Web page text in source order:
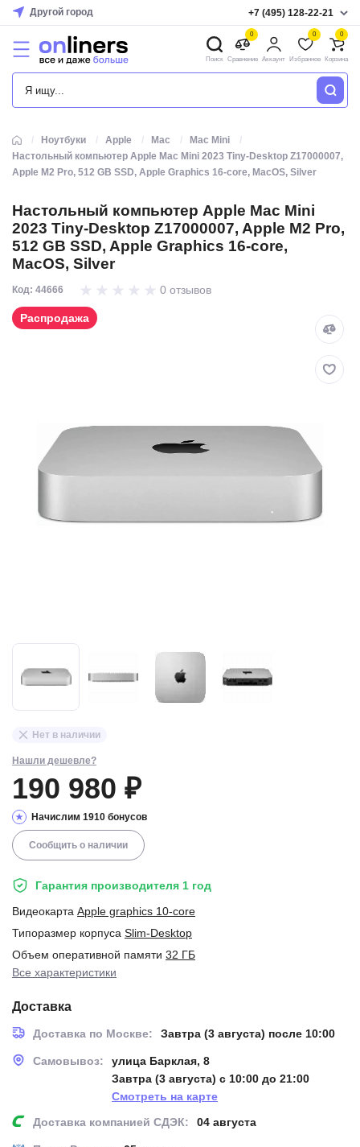
Другой город +7 (495) 128-22-21
КАТАЛОГ
Поиск
0
Сравнение Аккаунт
0
Избранное
0
Корзина
Ноутбуки Apple Mac
Mac Mini
Настольный компьютер Apple Mac Mini 2023 Tiny-Desktop Z17000007,
Apple M2 Pro, 512 GB SSD, Apple Graphics 16-core, MacOS, Silver
Настольный компьютер Apple Mac Mini
2023 Tiny-Desktop Z17000007, Apple M2 Pro,
512 GB SSD, Apple Graphics 16-core,
MacOS, Silver
Код: 44666 0 отзывов
Распродажа
Гарантия производителя 1 год
Видеокарта Apple graphics 10-core
Типоразмер корпуса Slim-Desktop
Объем оперативной памяти 32 ГБ
Все характеристики
Доставка
Доставка по Москве: Завтра (3 августа) после 10:00
Самовывоз:
улица Барклая, 8
Завтра (3 августа) с 10:00 до 21:00
Смотреть на карте
Доставка компанией СДЭК:
04 августа
Нет в наличии
Нашли дешевле?
190 980 ₽
Начислим 1910 бонусов
Сообщить о наличии